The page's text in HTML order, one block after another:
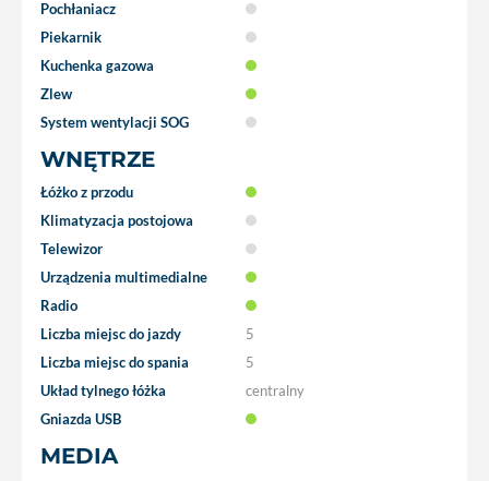
Pochłaniacz
Piekarnik
Kuchenka gazowa
Zlew
System wentylacji SOG
WNĘTRZE
Łóżko z przodu
Klimatyzacja postojowa
Telewizor
Urządzenia multimedialne
Radio
Liczba miejsc do jazdy
5
Liczba miejsc do spania
5
Układ tylnego łóżka
centralny
Gniazda USB
MEDIA